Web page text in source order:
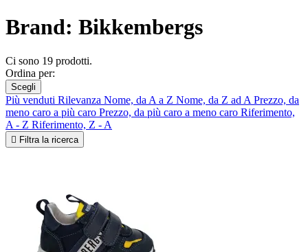
Brand: Bikkembergs
Ci sono 19 prodotti.
Ordina per:
Scegli
Più venduti Rilevanza Nome, da A a Z Nome, da Z ad A Prezzo, da
meno caro a più caro Prezzo, da più caro a meno caro Riferimento,
A - Z Riferimento, Z - A
 Filtra la ricerca